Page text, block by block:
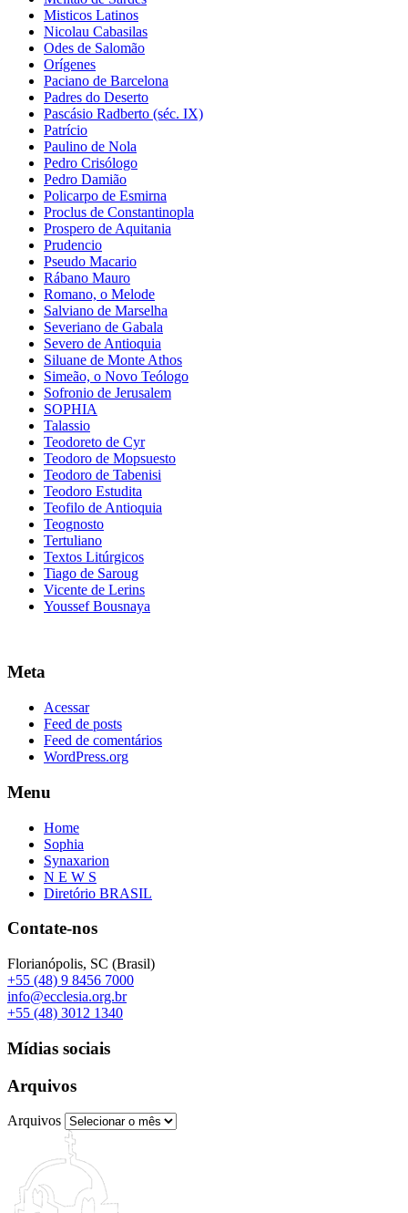
Misticos Latinos
Nicolau Cabasilas
Odes de Salomão
Orígenes
Paciano de Barcelona
Padres do Deserto
Pascásio Radberto (séc. IX)
Patrício
Paulino de Nola
Pedro Crisólogo
Pedro Damião
Policarpo de Esmirna
Proclus de Constantinopla
Prospero de Aquitania
Prudencio
Pseudo Macario
Rábano Mauro
Romano, o Melode
Salviano de Marselha
Severiano de Gabala
Severo de Antioquia
Siluane de Monte Athos
Simeão, o Novo Teólogo
Sofronio de Jerusalem
SOPHIA
Talassio
Teodoreto de Cyr
Teodoro de Mopsuesto
Teodoro de Tabenisi
Teodoro Estudita
Teofilo de Antioquia
Teognosto
Tertuliano
Textos Litúrgicos
Tiago de Saroug
Vicente de Lerins
Youssef Bousnaya
Meta
Acessar
Feed de posts
Feed de comentários
WordPress.org
Menu
Home
Sophia
Synaxarion
N E W S
Diretório BRASIL
Contate-nos
Florianópolis, SC (Brasil)
+55 (48) 9 8456 7000
info@ecclesia.org.br
+55 (48) 3012 1340
Mídias sociais
Arquivos
Arquivos